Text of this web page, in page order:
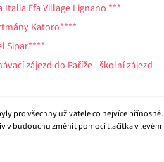
Italia Efa Village Lignano ***
Katoro****
Sipar****
zájezd do Paříže - školní zájezd
pro všechny uživatele co nejvíce přínosné.
v budoucnu změnit pomocí tlačítka v levém